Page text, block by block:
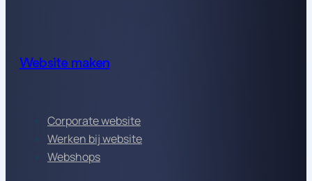
Website maken
Corporate website
Werken bij website
Webshops